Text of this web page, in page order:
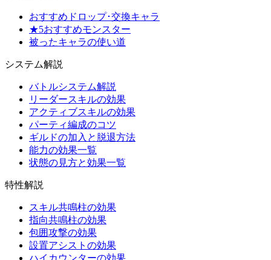
おすすめドロップ･交換キャラ
★5おすすめモンスター
被ったキャラの使い道
システム解説
バトルシステム解説
リーダースキルの効果
アクティブスキルの効果
パーティ編成のコツ
ギルドの加入と脱退方法
能力の効果一覧
状態の見方と効果一覧
特性解説
スキル共鳴柱の効果
指向共鳴柱の効果
包囲攻撃の効果
設置アシストの効果
ハイカウンターの効果